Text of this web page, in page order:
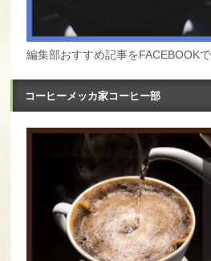
編集部おすすめ記事をFACEBOOK
コーヒーメッカ家コーヒー部